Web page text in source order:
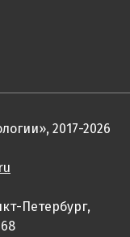
2017-2026
Петербург,